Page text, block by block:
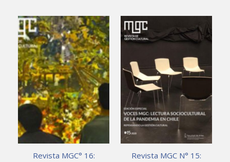
Revista MGC° 16:
Revista MGC N° 15: